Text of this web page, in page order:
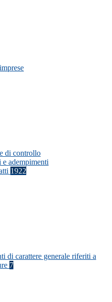
di controllo
adempimenti
1922
di carattere generale riferiti a
7